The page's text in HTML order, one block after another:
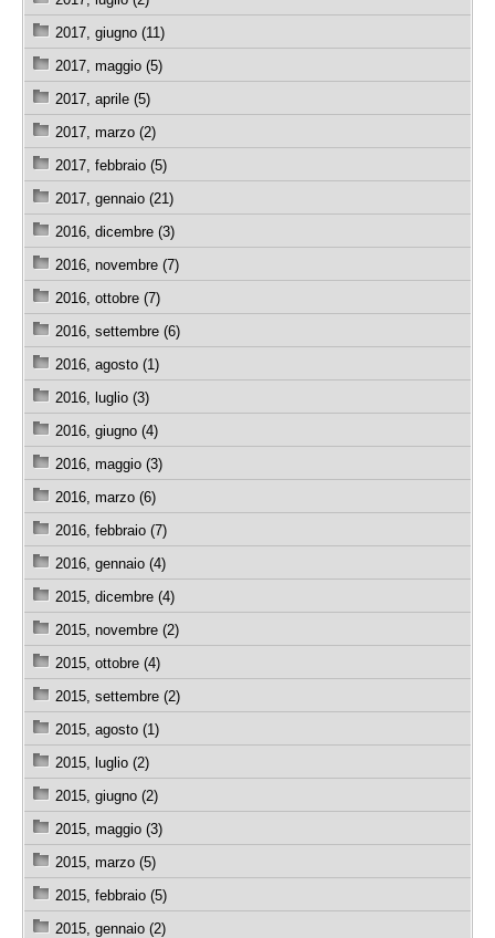
2017, giugno (11)
2017, maggio (5)
2017, aprile (5)
2017, marzo (2)
2017, febbraio (5)
2017, gennaio (21)
2016, dicembre (3)
2016, novembre (7)
2016, ottobre (7)
2016, settembre (6)
2016, agosto (1)
2016, luglio (3)
2016, giugno (4)
2016, maggio (3)
2016, marzo (6)
2016, febbraio (7)
2016, gennaio (4)
2015, dicembre (4)
2015, novembre (2)
2015, ottobre (4)
2015, settembre (2)
2015, agosto (1)
2015, luglio (2)
2015, giugno (2)
2015, maggio (3)
2015, marzo (5)
2015, febbraio (5)
2015, gennaio (2)